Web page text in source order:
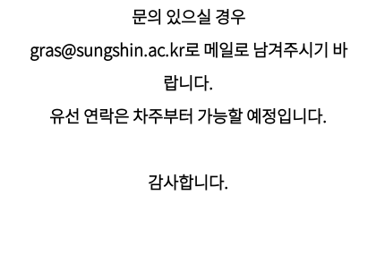
문의 있으실 경우
gras@sungshin.ac.kr로 메일로 남겨주시기 바
랍니다.
유선 연락은 차주부터 가능할 예정입니다.
감사합니다.